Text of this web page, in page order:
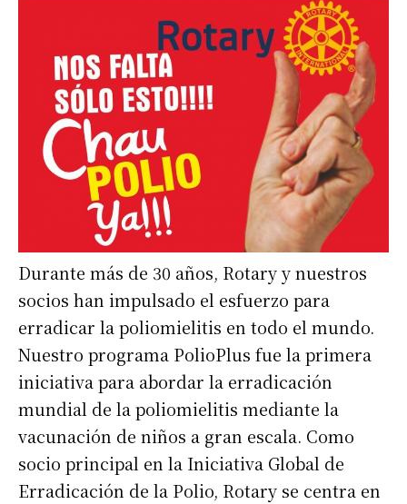
Durante más de 30 años, Rotary y nuestros
socios han impulsado el esfuerzo para
erradicar la poliomielitis en todo el mundo.
Nuestro programa PolioPlus fue la primera
iniciativa para abordar la erradicación
mundial de la poliomielitis mediante la
vacunación de niños a gran escala. Como
socio principal en la Iniciativa Global de
Erradicación de la Polio, Rotary se centra en